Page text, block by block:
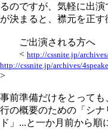
るのですが、気軽に出
が決まると、襟元を正す
ご出演される方へ
< http://cssnite.jp/
http://cssnite.jp/archives/
>
事前準備だけをとって
行の概要のための「シ
ド」...と一か月前から順